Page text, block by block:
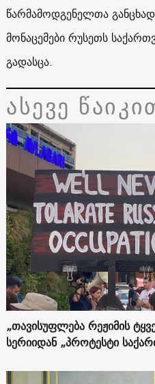
წარმამოდგენელთა
მონაცემები რუსეთს
გადასცა.
ასევე
„თავისუფლება რეჟიმის
სერიიდან „პროტესტი